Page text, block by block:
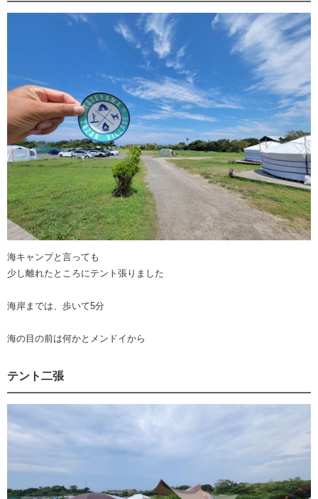
海キャンプと言っても
少し離れたところにテント張りました
海岸までは、歩いて5分
海の目の前は何かとメンドイから
テント二張